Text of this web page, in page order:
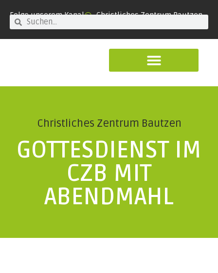
Folge unserem Kanal Christliches Zentrum Bautzen
Christliches Zentrum Bautzen
GOTTESDIENST IM
CZB MIT
ABENDMAHL